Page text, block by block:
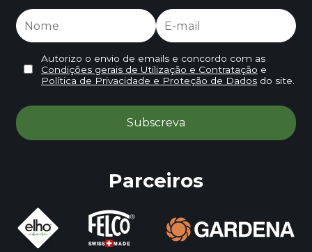
Autorizo o envio de emails e concordo com as
Condições gerais de Utilização e Contratação e
Política de Privacidade e Proteção de Dadosdo site.
Parceiros